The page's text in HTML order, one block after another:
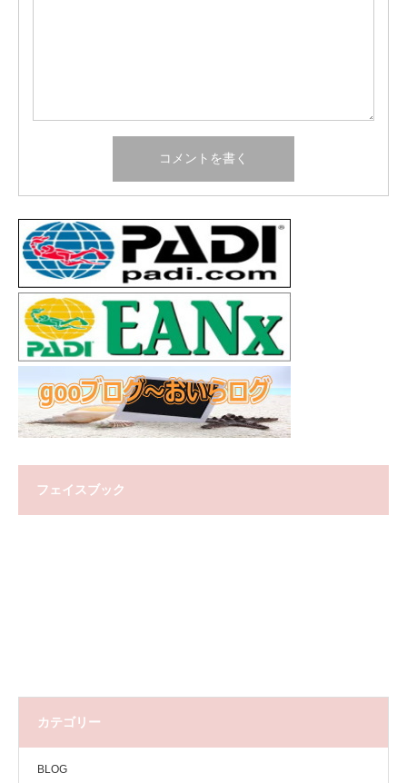
フェイスブック
カテゴリー
BLOG